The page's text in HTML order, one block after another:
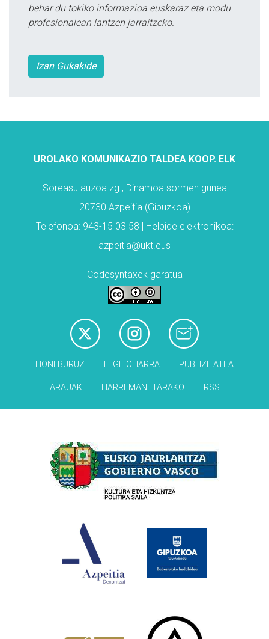
behar du tokiko informazioa euskaraz eta modu
profesionalean lantzen jarraitzeko.
Izan Gukakide
UROLAKO KOMUNIKAZIO TALDEA KOOP. ELK
Soreasu auzoa zg., Dinamoa sormen gunea
20730 Azpeitia (Gipuzkoa)
Telefonoa: 943-15 03 58 | Helbide elektronikoa:
azpeitia@ukt.eus
Codesyntaxek garatua
HONI BURUZ LEGE OHARRA PUBLIZITATEA
ARAUAK HARREMANETARAKO RSS